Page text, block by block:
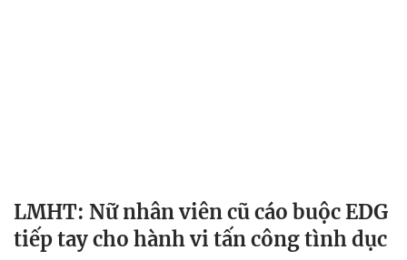
LMHT: Nữ nhân viên cũ cáo buộc EDG
tiếp tay cho hành vi tấn công tình dục